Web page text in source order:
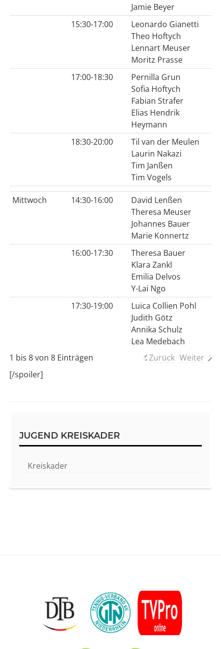
Jamie Beyer
15:30-17:00
Leonardo Gianetti
Theo Hoftych
Lennart Meuser
Moritz Prasse
17:00-18:30
Pernilla Grun
Sofia Hoftych
Fabian Strafer
Elias Hendrik
Heymann
18:30-20:00
Til van der Meulen
Laurin Nakazi
Tim Janßen
Tim Vogels
Mittwoch 14:30-16:00
David Lenßen
Theresa Meuser
Johannes Bauer
Marie Konnertz
16:00-17:30
Theresa Bauer
Klara Zankl
Emilia Delvos
Y-Lai Ngo
17:30-19:00
Luica Collien Pohl
Judith Götz
Annika Schulz
Lea Medebach
1 bis 8 von 8 Einträgen
Zurück Weiter
[/spoiler]
JUGEND KREISKADER
Kreiskader
Content